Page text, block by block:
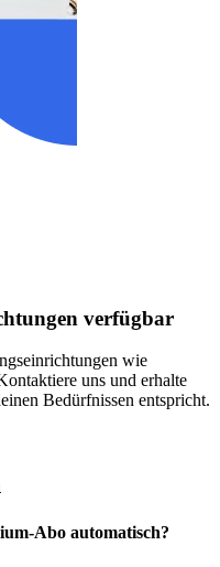
verfügbar
wie
uns und erhalte
Bedürfnissen entspricht.
Abo automatisch?